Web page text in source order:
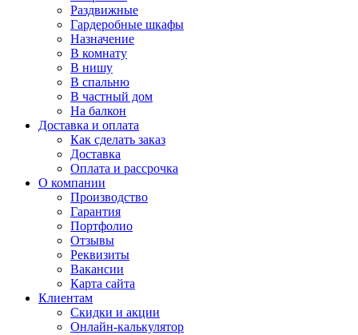
Раздвижные
Гардеробные шкафы
Назначение
В комнату
В нишу
В спальню
В частный дом
На балкон
Доставка и оплата
Как сделать заказ
Доставка
Оплата и рассрочка
О компании
Производство
Гарантия
Портфолио
Отзывы
Реквизиты
Вакансии
Карта сайта
Клиентам
Скидки и акции
Онлайн-калькулятор